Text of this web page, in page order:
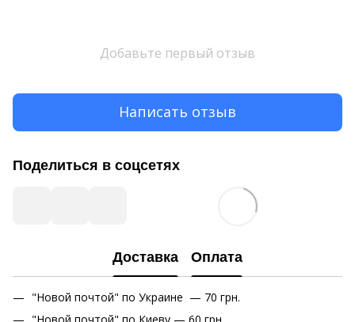
Добавьте первый отзыв
Написать отзыв
Поделиться в соцсетях
Доставка Оплата
"Новой почтой" по Украине — 70 грн.